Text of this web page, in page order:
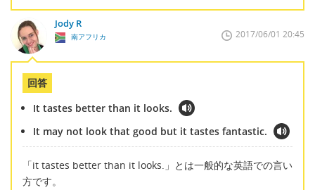
Jody R
南アフリカ 2017/06/01 20:45
回答
It tastes better than it looks.
It may not look that good but it tastes fantastic.
「it tastes better than it looks.」とは一般的な英語での言い
方です。